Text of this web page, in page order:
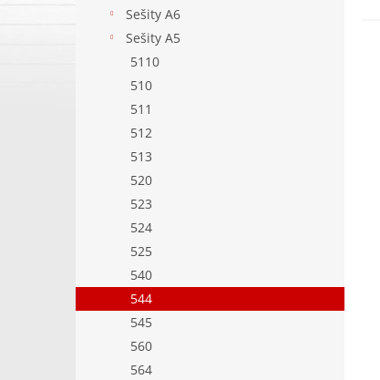
Sešity A6
Sešity A5
5110
510
511
512
513
520
523
524
525
540
544
545
560
564